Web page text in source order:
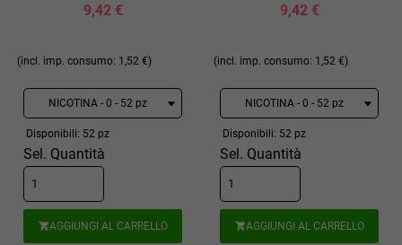
9,42 €
(incl. imp. consumo: 1,52 €)
Disponibili: 52 pz
Sel. Quantità
AGGIUNGI AL CARRELLO
9,42 €
(incl. imp. consumo: 1,52 €)
Disponibili: 52 pz
Sel. Quantità
AGGIUNGI AL CARRELLO